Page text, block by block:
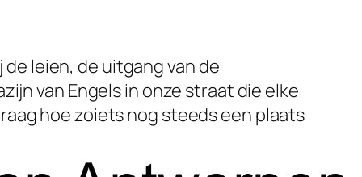
leien, de uitgang van de
van Engels in onze straat die elke
hoe zoiets nog steeds een plaats